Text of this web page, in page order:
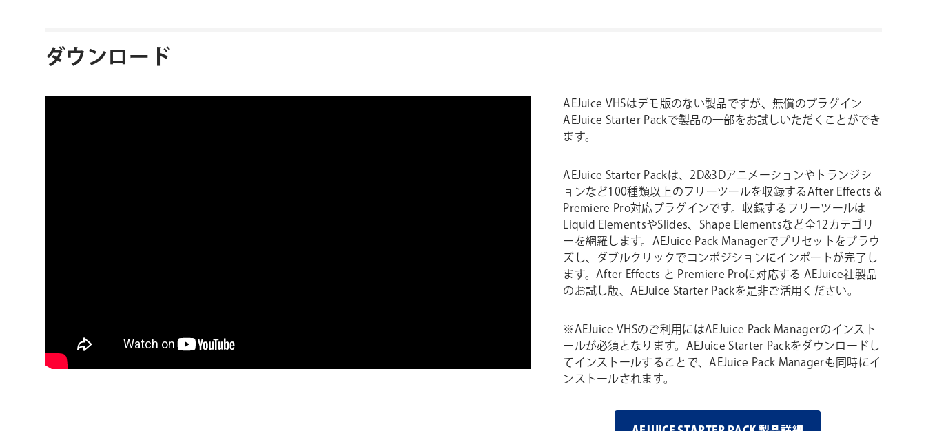
ダウンロード
AEJuice VHSはデモ版のない製品ですが、無償のプラグイン
AEJuice Starter Packで製品の一部をお試しいただくことができ
ます。
AEJuice Starter Packは、2D&3Dアニメーションやトランジシ
ョンなど100種類以上のフリーツールを収録するAfter Effects &
Premiere Pro対応プラグインです。収録するフリーツールは
Liquid ElementsやSlides、Shape Elementsなど全12カテゴリ
ーを網羅します。AEJuice Pack Managerでプリセットをブラウ
ズし、ダブルクリックでコンポジションにインポートが完了し
ます。After Effects と Premiere Proに対応する AEJuice社製品
のお試し版、AEJuice Starter Packを是非ご活用ください。
※AEJuice VHSのご利用にはAEJuice Pack Managerのインスト
ールが必須となります。AEJuice Starter Packをダウンロードし
てインストールすることで、AEJuice Pack Managerも同時にイ
ンストールされます。